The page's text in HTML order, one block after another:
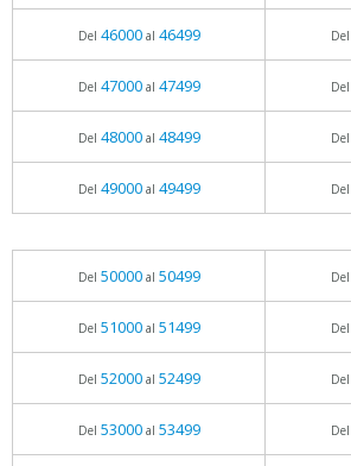
Del 46000al 46499 Del
Del 47000al 47499 Del
Del 48000al 48499 Del
Del 49000al 49499 Del
Del 50000al 50499 Del
Del 51000al 51499 Del
Del 52000al 52499 Del
Del 53000al 53499 Del